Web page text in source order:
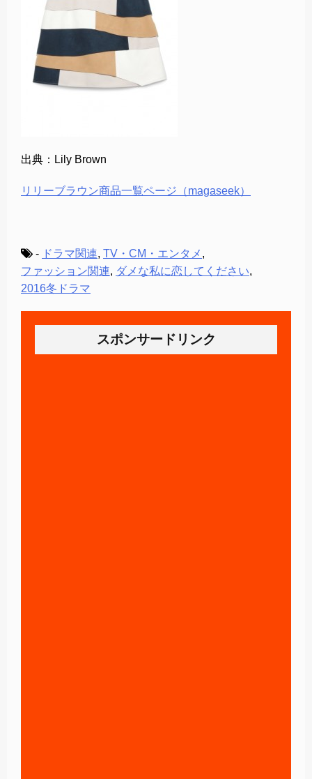
出典：Lily Brown
リリーブラウン商品一覧ページ（magaseek）
- ドラマ関連, TV・CM・エンタメ ,
ファッション関連, ダメな私に恋してください,
2016冬ドラマ
スポンサードリンク